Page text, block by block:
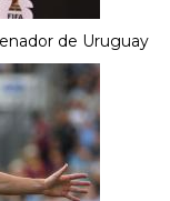
de Uruguay